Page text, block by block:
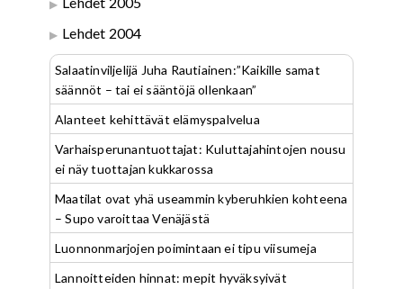
Lehdet 2004
Salaatinviljelijä Juha Rautiainen:”Kaikille samat
säännöt – tai ei sääntöjä ollenkaan”
Alanteet kehittävät elämyspalvelua
Varhaisperunantuottajat: Kuluttajahintojen nousu
ei näy tuottajan kukkarossa
Maatilat ovat yhä useammin kyberuhkien kohteena
– Supo varoittaa Venäjästä
Luonnonmarjojen poimintaan ei tipu viisumeja
Lannoitteiden hinnat: mepit hyväksyivät